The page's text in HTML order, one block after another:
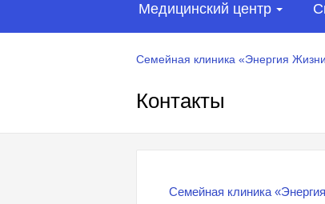
Медицинский центр
Семейная клиника «Энергия
Контакты
Семейная клиника